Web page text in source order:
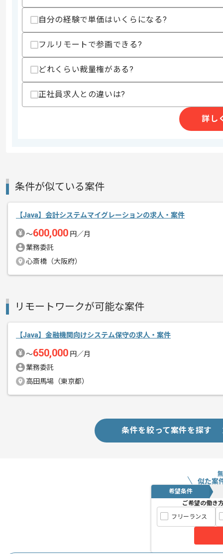
スキル
求めるスキル
・下記を使用した開発経験
-Java
-HTML
-CSS
-PostgreSQLを用いた開発経験
上記に似た経験やスキルをお持ちであれば申
精算・お支払い
その他募集要項
募集人数
エージェントからのコ
自社で企業様や大学向けのLMSのサイ
これまでの経験を活かしてご活躍いただ
ぜひ一度、ご商談で雰囲気を掴んでい
自分の経験で単価はいくらになる?
フルリモートで参画できる?
どれくらい裁量権がある?
正社員求人との違いは?
詳し
条件が似ている案件
【Java】会計システムマイグレーションの求人・案件
〜600,000 円／月
業務委託
心斎橋（大阪府）
リモートワークが可能な案件
【Java】金融機関向けシステム保守の求人・案件
〜650,000 円／月
業務委託
高田馬場（東京都）
条件を絞って案件を探す
似た案
希望条件
ご希望の働き
フリーランス